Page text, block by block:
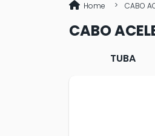
Home CABO
CABO
TUBA